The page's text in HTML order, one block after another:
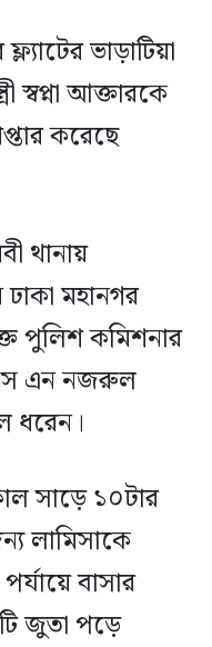
ভাড়াটিয়া
স্বপ্না আক্তারকে
করেছে
থানায়
মহানগর
পুলিশ কমিশনার
এন নজরুল
ধরেন।
সাড়ে ১০টার
লামিসাকে
বাসার
জুতা পড়ে